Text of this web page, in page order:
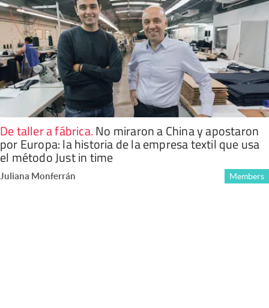
De taller a fábrica.No miraron a China y apostaron
por Europa: la historia de la empresa textil que usa
el método Just in time
Juliana Monferrán Members